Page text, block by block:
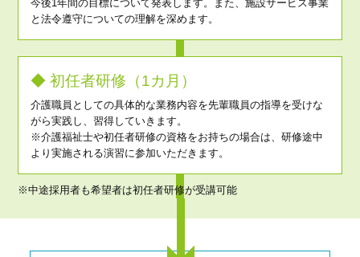
今後1年間の目標について発表します。また、施設サービス事業
と法令遵守についての理解を深めます。
◆ 初任者研修（1カ月）
介護職員としての具体的な業務内容を先輩職員の指導を受けな
がら実践し、習得していきます。
※介護福祉士や初任者研修の資格をお持ちの場合は、研修途中
より実施される演習に参加いただきます。
※中途採用者も希望者は初任者研修が受講可能